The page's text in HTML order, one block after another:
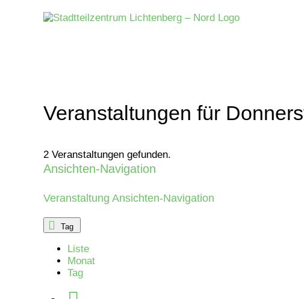
Veranstaltungen für
2 Veranstaltungen gefunden.
Veranstaltungen
für
Dienstag,
18.
November
Ansichten-Navigation
Veranstaltung Ansichten-Navigation
Tag
Liste
Monat
Tag